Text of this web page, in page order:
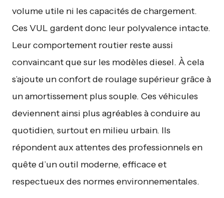
volume utile ni les capacités de chargement.
Ces VUL gardent donc leur polyvalence intacte.
Leur comportement routier reste aussi
convaincant que sur les modèles diesel. À cela
s’ajoute un confort de roulage supérieur grâce à
un amortissement plus souple. Ces véhicules
deviennent ainsi plus agréables à conduire au
quotidien, surtout en milieu urbain. Ils
répondent aux attentes des professionnels en
quête d’un outil moderne, efficace et
respectueux des normes environnementales.